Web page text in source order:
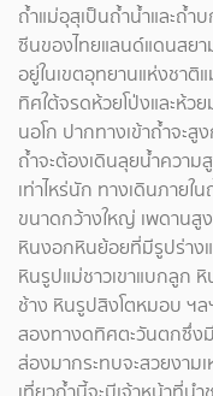
ถ้ำแม่อุสุเป็นถ้ำน้ำและถ้ำ
ซีนของไทยแลนด์แดนสย
อยู่ในเขตอุทยานแห่งชาติ
ทิศใต้จรดห้วยโป่งและห้
นอโก ปากทางเข้าถ้ำจะสู
ถ้ำจะต้องเดินลุยน้ำความสู
เท่าไหร่นัก ทางเดินภาย
ขนาดกว้างใหญ่ เพดานสู
หินงอกหินย้อยที่มีรูปร่าง
หินรูปแม่ชาวเขาแบกลูก
ช้าง หินรูปสิงโตหมอบ ฯ
สองทางดทิศตะวันตกซึ่ง
ส่องมากระทบจะสวยงาม